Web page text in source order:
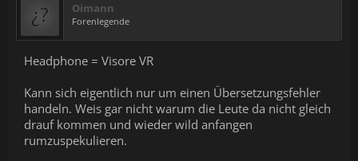
Oimann
Forenlegende
Headphone = Visore VR
Kann sich eigentlich nur um einen Übersetzungsfehler
handeln. Weis gar nicht warum die Leute da nicht gleich
drauf kommen und wieder wild anfangen
rumzuspekulieren.